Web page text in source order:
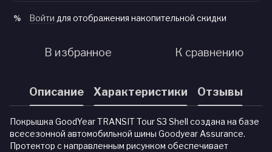
% Войти для отображения накопительной скидки
В избранное К сравнению
Описание Характеристики Отзывы
Покрышка GoodYear TRANSIT Tour S3 Shell создана на базе
всесезонной автомобильной шины Goodyear Assurance.
Протектор с направленным рисунком обеспечивает